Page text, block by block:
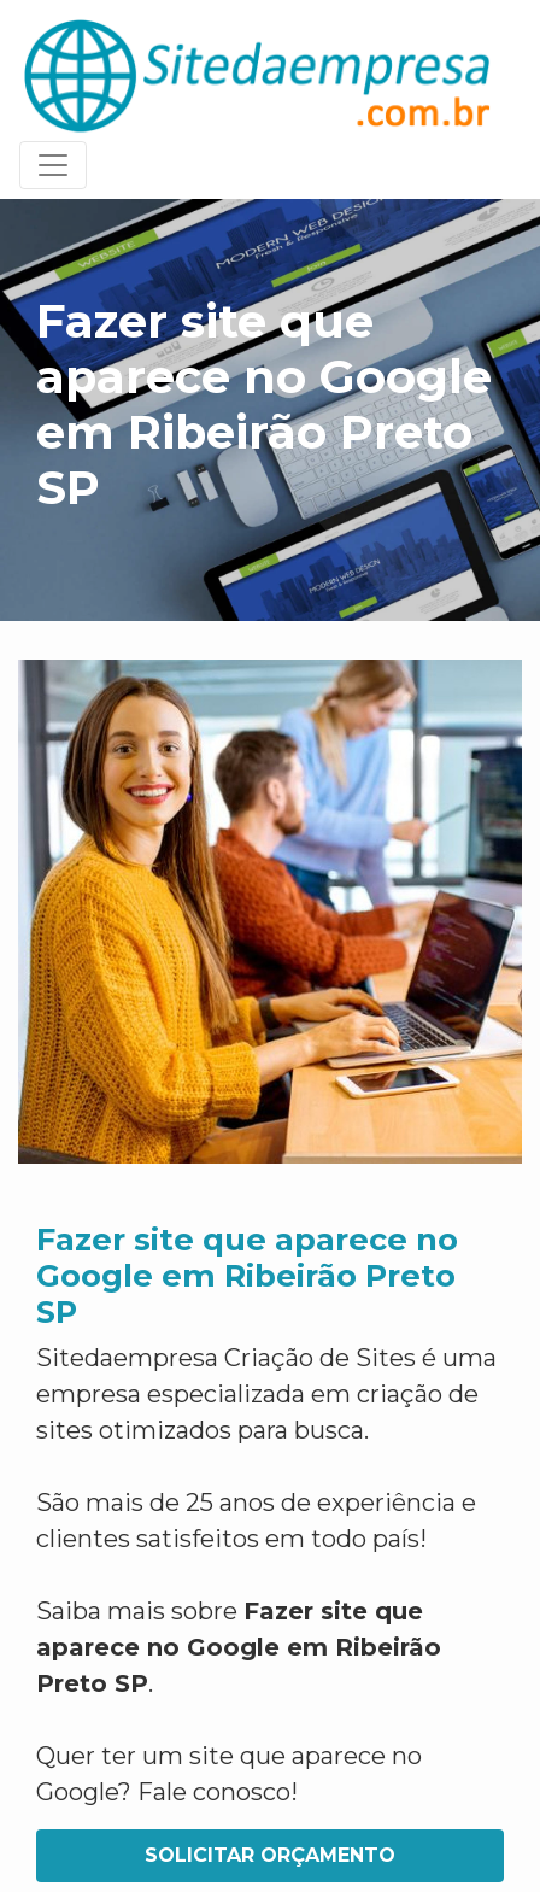
Fazer site que
aparece no Google
em Ribeirão Preto
SP
Fazer site que aparece no
Google em Ribeirão Preto
SP
Sitedaempresa Criação de Sites é uma
empresa especializada em criação de
sites otimizados para busca.
São mais de 25 anos de experiência e
clientes satisfeitos em todo país!
Saiba mais sobre Fazer site que
aparece no Google em Ribeirão
Preto SP.
Quer ter um site que aparece no
Google? Fale conosco!
SOLICITAR ORÇAMENTO